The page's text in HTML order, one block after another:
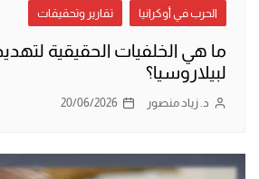
الحرب في أوكرانيا تقارير وتحقيقات
ما هي الخلفيات الحقيقية
لبيلاروسيا؟
د. زياد منصور 20/06/2026